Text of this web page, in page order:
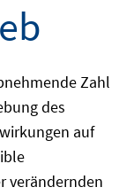
Zahl
des
auf
verändernden